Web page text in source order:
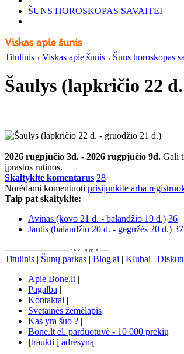
ŠUNS HOROSKOPAS SAVAITEI
Titulinis Viskas apie šunis Šuns horoskopas
Šaulys (lapkričio 22
2026 rugpjūčio 3d. - 2026 rugpjūčio 9d. Gali
įprastos rutinos.
Skaitykite komentarus 28
Norėdami komentuoti prisijunkite arba
Taip pat skaitykite:
Avinas (kovo 21 d. - balandžio 19 d.) 36
Jautis (balandžio 20 d. - gegužės 20 d.) 37
Titulinis | Šunų parkas | Blog'ai | Klubai |
Apie Bone.lt |
Pagalba |
Kontaktai |
Svetainės žemėlapis |
Kas yra šuo ? |
Bone.lt el. parduotuvė - 10 000 prekių |
Įtraukti į adresyną